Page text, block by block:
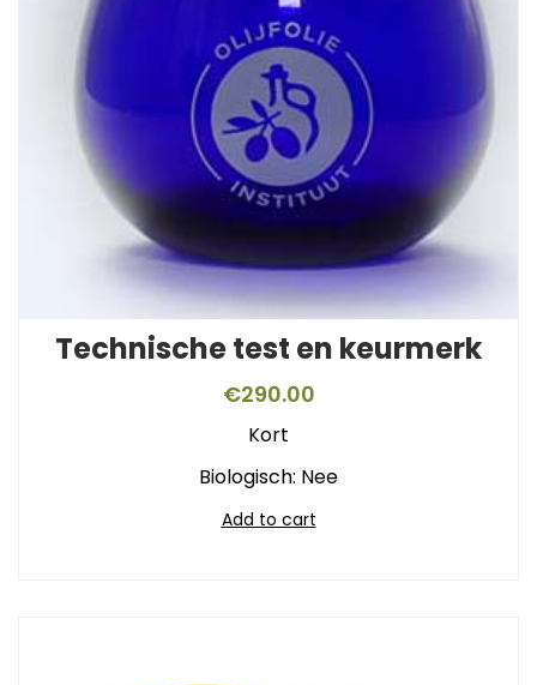
Technische test en keurmerk
€290.00
Kort
Biologisch: Nee
Add to cart